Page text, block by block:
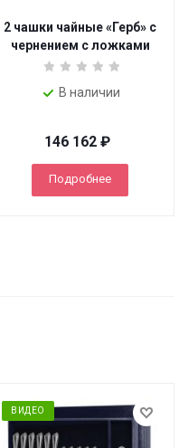
2 чашки чайные «Герб» с
чернением с ложками
В наличии
146 162₽
Подробнее
ВИДЕО